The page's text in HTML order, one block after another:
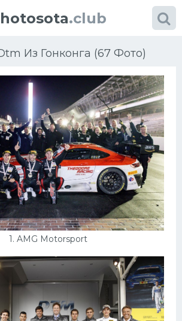
.club
Из Гонконга (67 Фото)
1. AMG Motorsport
Фото